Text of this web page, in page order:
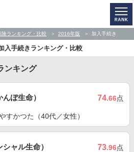
ランキング・比較 2016年版 加入手続き
入手続きランキング・比較
ンキング
ぽ生命） 74.66点
すかつた（40代／女性）
ャル生命） 73.96点